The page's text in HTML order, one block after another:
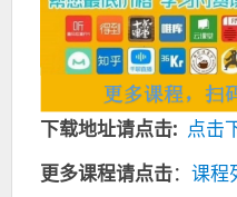
下载地址请点击: 点击
更多课程请点击： 课程